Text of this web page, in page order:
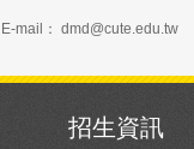
E-mail： dmd@cute.edu.tw
招生資訊